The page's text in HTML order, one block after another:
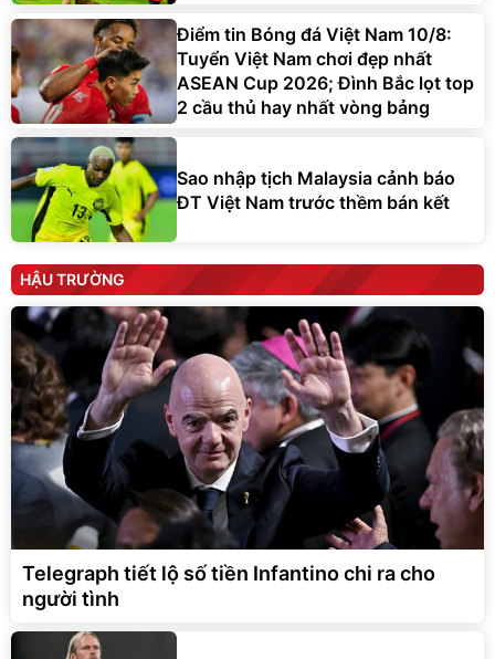
Điểm tin Bóng đá Việt Nam 10/8:
Tuyển Việt Nam chơi đẹp nhất
ASEAN Cup 2026; Đình Bắc lọt top
2 cầu thủ hay nhất vòng bảng
Sao nhập tịch Malaysia cảnh báo
ĐT Việt Nam trước thềm bán kết
HẬU TRƯỜNG
Telegraph tiết lộ số tiền Infantino chi ra cho
người tình